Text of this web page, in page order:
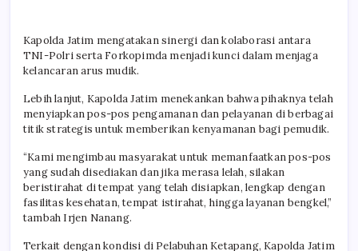
Kapolda Jatim mengatakan sinergi dan kolaborasi antara
TNI-Polri serta Forkopimda menjadi kunci dalam menjaga
kelancaran arus mudik.
Lebih lanjut, Kapolda Jatim menekankan bahwa pihaknya telah
menyiapkan pos-pos pengamanan dan pelayanan di berbagai
titik strategis untuk memberikan kenyamanan bagi pemudik.
“Kami mengimbau masyarakat untuk memanfaatkan pos-pos
yang sudah disediakan dan jika merasa lelah, silakan
beristirahat di tempat yang telah disiapkan, lengkap dengan
fasilitas kesehatan, tempat istirahat, hingga layanan bengkel,”
tambah Irjen Nanang.
Terkait dengan kondisi di Pelabuhan Ketapang, Kapolda Jatim